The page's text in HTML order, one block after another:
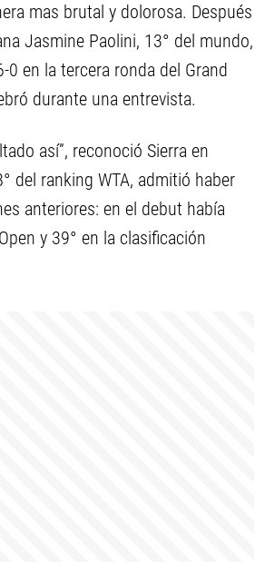
mas brutal y dolorosa. Después
Jasmine Paolini, 13° del mundo,
0 en la tercera ronda del Grand
durante una entrevista.
así”, reconoció Sierra en
del ranking WTA, admitió haber
anteriores: en el debut había
y 39° en la clasificación